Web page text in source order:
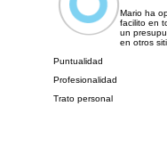
Mario ha
facilito en
un
en otros
Puntualidad
Profesionalidad
Trato personal